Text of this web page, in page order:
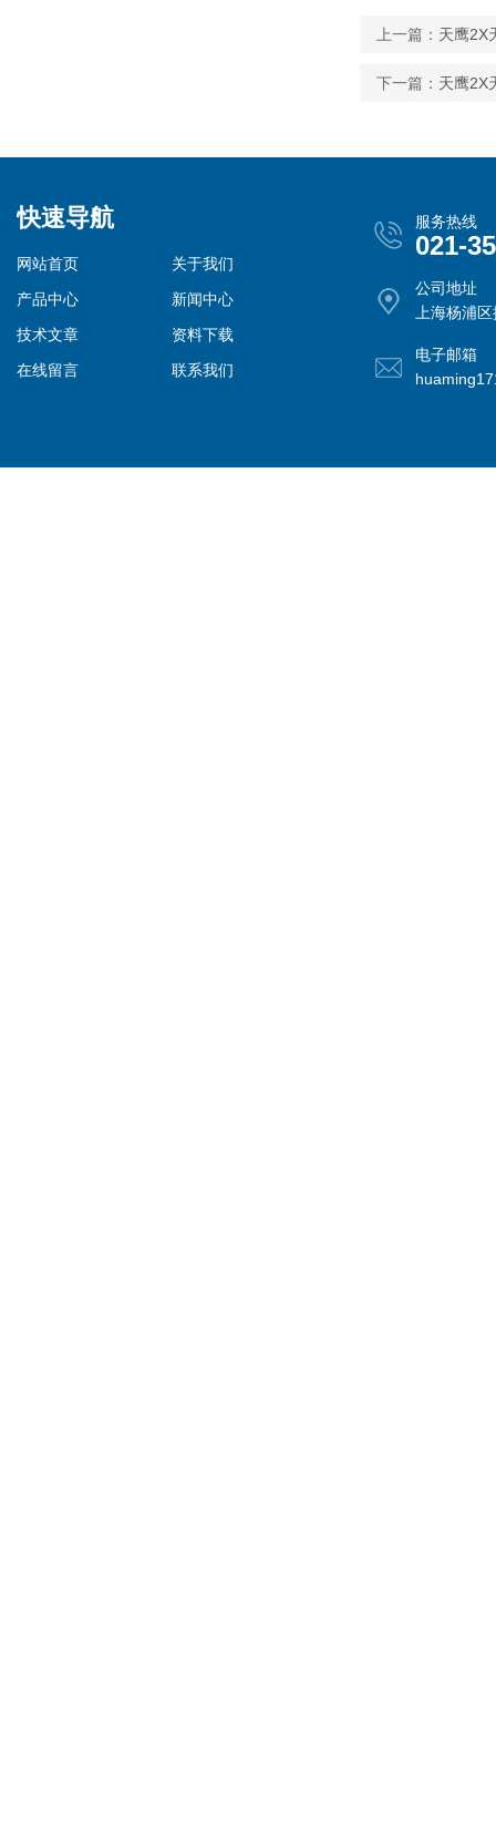
上一篇： 天鹰2X
下一篇： 天鹰2X
快速导航
网站首页
关于我们
产品中心
新闻中心
技术文章
资料下载
在线留言
联系我们
服务热线
021-
公司地址
上海杨浦
电子邮箱